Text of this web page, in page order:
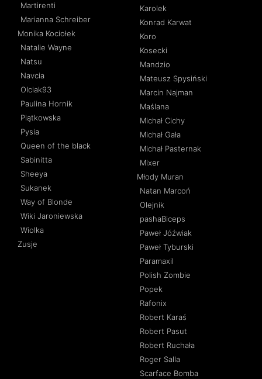
Martirenti
Marianna Schreiber
Monika Kociołek
Natalie Wayne
Natsu
Navcia
Olciak93
Paulina Hornik
Piątkowska
Pysia
Queen of the black
Sabinitta
Sheeya
Sukanek
Way of Blonde
Wiki Jaroniewska
Wiolka
Zusje
Karolek
Konrad Karwat
Koro
Kosecki
Mandzio
Mateusz Spysiński
Marcin Najman
Maślana
Michał Cichy
Michał Gała
Michał Pasternak
Mixer
Młody Muran
Natan Marcoń
Olejnik
pashaBiceps
Paweł Jóźwiak
Paweł Tyburski
Paramaxil
Polish Zombie
Popek
Rafonix
Robert Karaś
Robert Pasut
Robert Ruchała
Roger Salla
Scarface Bomba